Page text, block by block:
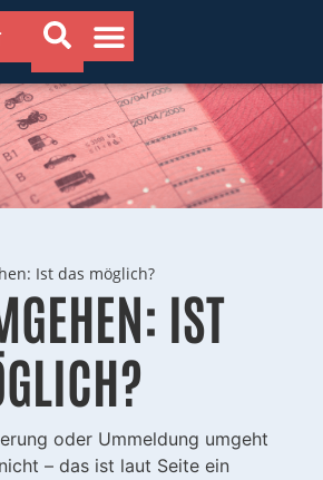
Ist das möglich?
IST
oder Ummeldung umgeht
– das ist laut Seite ein